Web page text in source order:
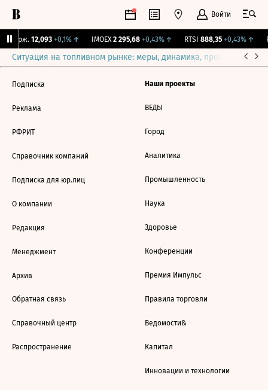
Войти
Бирж. 12,093 +0,1%↑ IMOEX 2 295,68 +0,43%↑ RTSI 888,35 +0,43%↑
Ситуация на топливном рынке: меры, динамика, прогнозы
Подписка
Реклама
РФРИТ
Справочник компаний
Подписка для юр.лиц
О компании
Редакция
Менеджмент
Архив
Обратная связь
Справочный центр
Распространение
Наши проекты
ВЕДЫ
Город
Аналитика
Промышленность
Наука
Здоровье
Конференции
Премия Импульс
Правила торговли
Ведомости&
Капитал
Инновации и технологии